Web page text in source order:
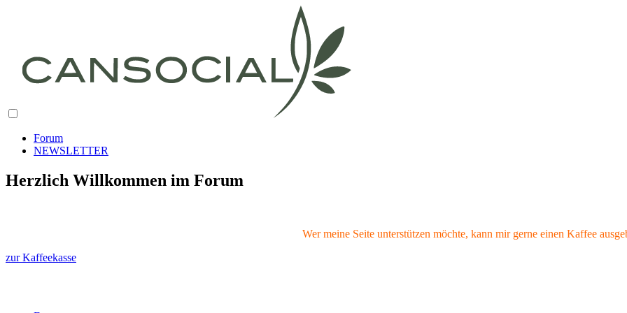
Forum
NEWSLETTER
Herzlich Willkommen im Forum
Wer meine Seite unterstützen möchte, kann mir gerne einen Kaffee
zur Kaffeekasse